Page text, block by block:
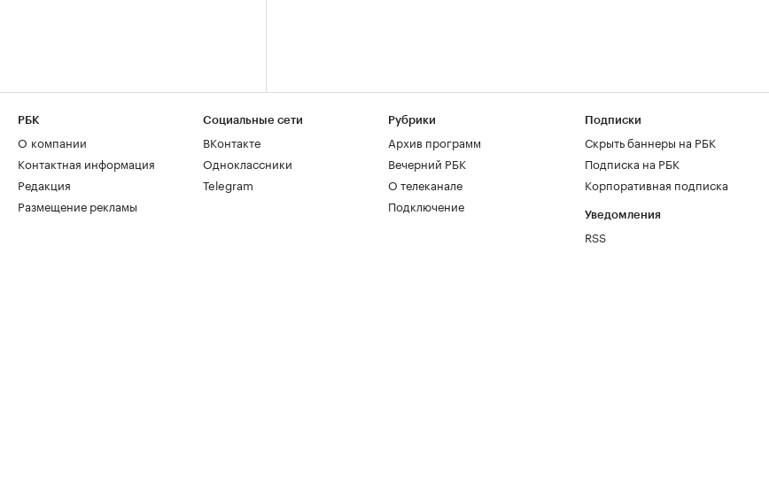
РБК
О компании
Контактная информация
Редакция
Размещение рекламы
Социальные сети
ВКонтакте
Одноклассники
Telegram
Рубрики
Архив программ
Вечерний РБК
О телеканале
Подключение
Подписки
Скрыть баннеры на РБК
Подписка на РБК
Корпоративная подписка
Уведомления
RSS